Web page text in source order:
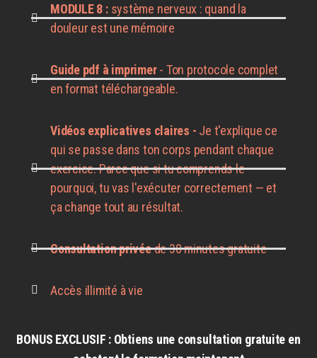
MODULE 8 : système nerveux : quand la
douleur est une mémoire
Guide pdf à imprimer- Ton protocole complet
en format téléchargeable.
Vidéos explicatives claires - Je t'explique ce
qui se passe dans ton corps pendant chaque
exercice. Parce que si tu comprends le
pourquoi, tu vas l'exécuter correctement — et
ça change tout au résultat.
Consultation privéede 30 minutes gratuite
Accès illimité à vie
BONUS EXCLUSIF : Obtiens une consultation gratuite en